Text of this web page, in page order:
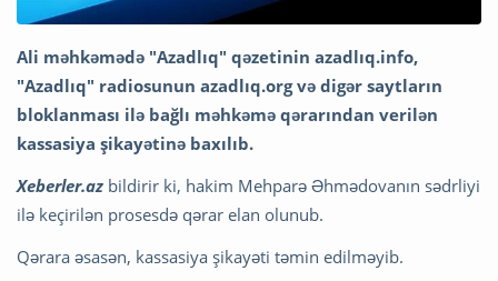
Ali məhkəmədə "Azadlıq" qəzetinin azadlıq.info,
"Azadlıq" radiosunun azadlıq.org və digər saytların
bloklanması ilə bağlı məhkəmə qərarından verilən
kassasiya şikayətinə baxılıb.
Xeberler.az bildirir ki, hakim Mehparə Əhmədovanın sədrliyi
ilə keçirilən prosesdə qərar elan olunub.
Qərara əsasən, kassasiya şikayəti təmin edilməyib.